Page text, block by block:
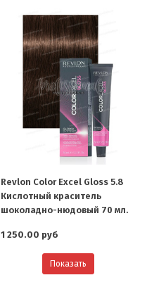
Revlon Color Excel Gloss 5.8
Кислотный краситель
шоколадно-нюдовый 70 мл.
1 250.00 руб
Показать